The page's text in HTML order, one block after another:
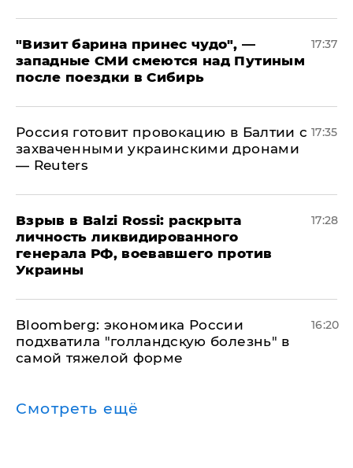
"Визит барина принес чудо", —
западные СМИ смеются над Путиным
после поездки в Сибирь
17:37
​Россия готовит провокацию в Балтии с
захваченными украинскими дронами
— Reuters
17:35
​Взрыв в Balzi Rossi: раскрыта
личность ликвидированного
генерала РФ, воевавшего против
Украины
17:28
Bloomberg: экономика России
подхватила "голландскую болезнь" в
самой тяжелой форме
16:20
Смотреть ещё